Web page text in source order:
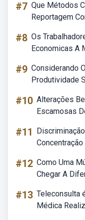
#7 Que Métodos
Reportagem
#8 Os
Economicas A
#9 Considerando
Produtividade
#10 Alterações
Escamosas
#11
#12 Como Uma
Chegar A
#13 Teleconsulta
Médica